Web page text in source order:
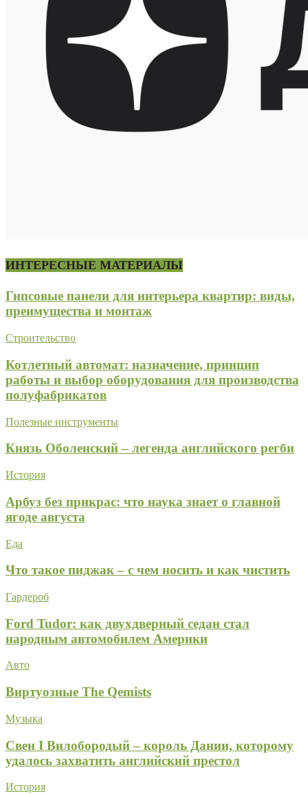
ИНТЕРЕСНЫЕ МАТЕРИАЛЫ
Гипсовые панели для интерьера квартир: виды,
преимущества и монтаж
Строительство
Котлетный автомат: назначение, принцип
работы и выбор оборудования для производства
полуфабрикатов
Полезные инструменты
Князь Оболенский – легенда английского регби
История
Арбуз без прикрас: что наука знает о главной
ягоде августа
Еда
Что такое пиджак – с чем носить и как чистить
Гардероб
Ford Tudor: как двухдверный седан стал
народным автомобилем Америки
Авто
Виртуозные The Qemists
Музыка
Свен I Вилобородый – король Дании, которому
удалось захватить английский престол
История